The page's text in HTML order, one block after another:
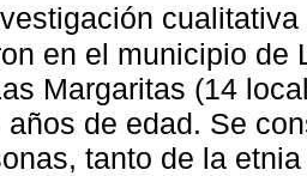
cualitativa
en el municipio de
Margaritas (14
años de edad. Se
tanto de la